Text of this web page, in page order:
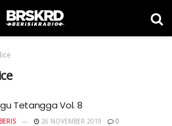
Tetangga Vol. 8
26 NOVEMBER 2019 0